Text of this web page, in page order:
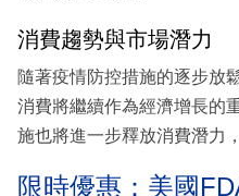
消費趨勢與市場潛力
隨著疫情防控措施的逐步放
消費將繼續作為經濟增長的
施也將進一步釋放消費潛力
限時優惠：美國